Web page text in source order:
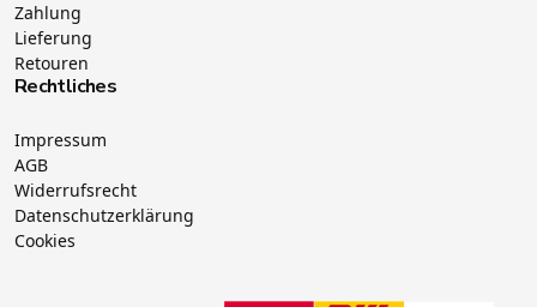
Zahlung
Lieferung
Retouren
Rechtliches
Impressum
AGB
Widerrufsrecht
Datenschutzerklärung
Cookies